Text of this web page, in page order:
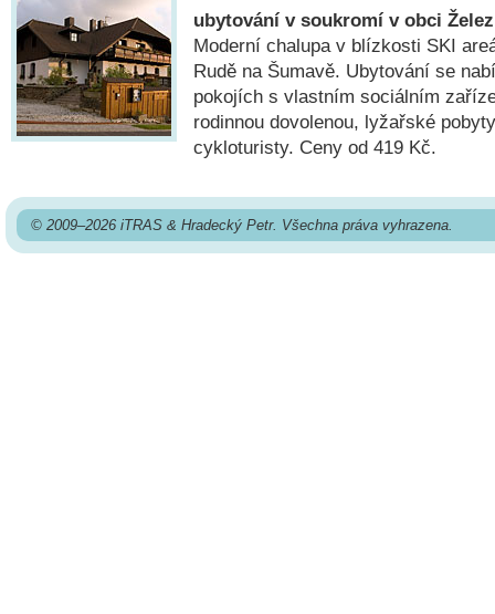
ubytování v soukromí v obci
Moderní chalupa v blízkosti SKI
Rudě na Šumavě. Ubytování se
pokojích s vlastním sociálním
rodinnou dovolenou, lyžařské
cykloturisty. Ceny od 419 Kč.
© 2009–2026 iTRAS & Hradecký Petr. Všechna práva vyhrazena.